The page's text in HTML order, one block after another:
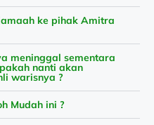
ke pihak Amitra
meninggal sementara
nanti akan
warisnya ?
Mudah ini ?